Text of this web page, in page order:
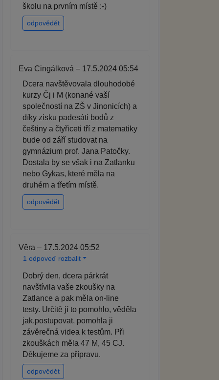
školu na prvním místě :-)
odpovědět
Eva Cingálková – 17.5.2024 05:54
Dcera navštěvovala dlouhodobé
kurzy Čj i M (konané vaší
společností na ZŠ v Jinonicích) a
díky zisku padesáti bodů z
češtiny a čtyřiceti tří z matematiky
bude od září studovat na
gymnázium prof. Jana Patočky.
Dostala by se však i na Zatlanku
nebo Gykas, které měla na
druhém a třetím místě.
odpovědět
Věra – 17.5.2024 05:52
1 odpoveď rozbalit
Dobrý den, dcera párkrát
navštívila vaše zkoušky na
Zatlance a pak měla on-line
testy. Určitě jí to pomohlo, věděla
jak.postupovat, pomohla ji
závěrečná videa k testům. Při
zkouškách měla 47 M, 45 CJ.
Děkujeme za přípravu.
odpovědět